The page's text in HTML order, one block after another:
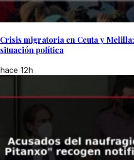
Crisis migratoria en Ceuta y
situación política
hace 12h